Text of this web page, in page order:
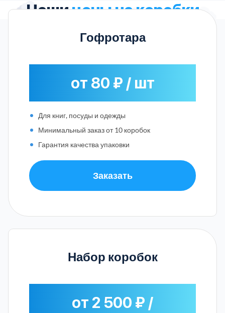
Нашицены на коробки
Гофротара
от 80 ₽ / шт
Для книг, посуды и одежды
Минимальный заказ от 10 коробок
Гарантия качества упаковки
Заказать
Набор коробок
от 2 500 ₽ /